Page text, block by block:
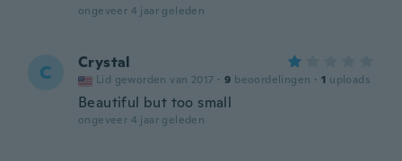
ongeveer 4 jaar geleden
C Crystal
Lid geworden van 2017 · 9 beoordelingen · 1 uploads
Beautiful but too small
ongeveer 4 jaar geleden